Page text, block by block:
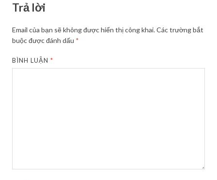
Trả lời
Email của bạn sẽ không được hiển thị công khai.Các trường bắt
buộc được đánh dấu *
BÌNH LUẬN*